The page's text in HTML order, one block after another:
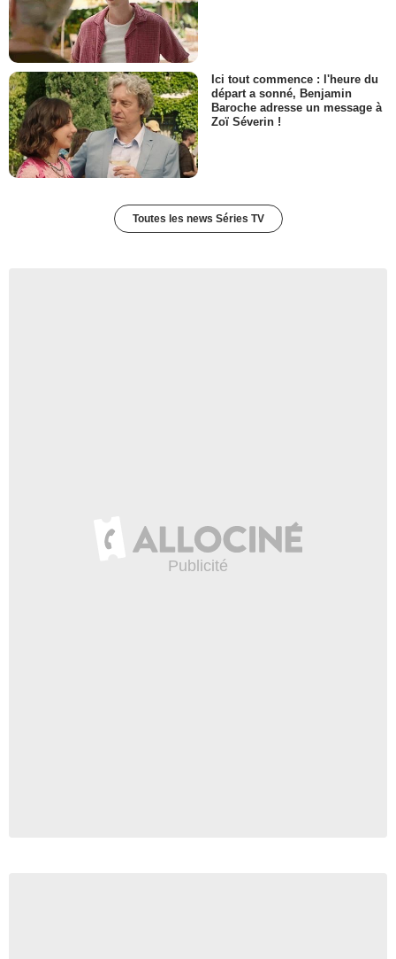
Ici tout commence : l'heure du
départ a sonné, Benjamin
Baroche adresse un message à
Zoï Séverin !
Toutes les news Séries TV